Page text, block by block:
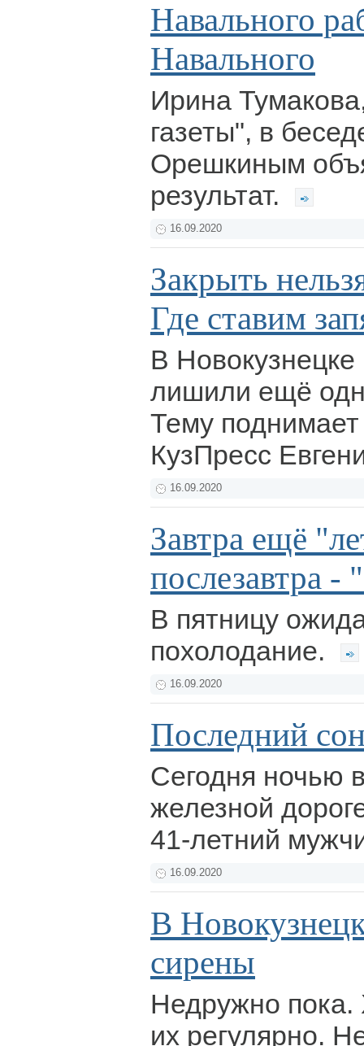
Навального
Навального
Ирина
газеты", в
Орешкиным
результат.
16.09.2020
Закрыть
Где ставим
В
лишили ещё
Тему поднимает
КузПресс
16.09.2020
Завтра ещё
послезавтра -
В пятницу
похолодание.
16.09.2020
Последний
Сегодня ночью
железной
41-летний
16.09.2020
В
сирены
Недружно пока.
их регулярно.